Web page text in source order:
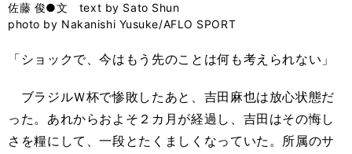
バ
佐藤 俊●文 text by Sato Shun
photo by Nakanishi Yusuke/AFLO SPORT
「ショックで、今はもう先のことは何も考えられない」
ブラジルＷ杯で惨敗したあと、吉田麻也は放心状態だ
った。あれからおよそ２カ月が経過し、吉田はその悔し
さを糧にして、一段とたくましくなっていた。所属のサ